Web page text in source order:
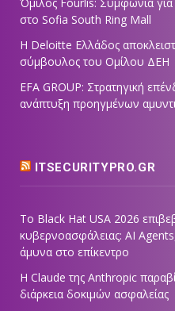
Όμιλος Fourlis: Συμφωνία
στο Sofia South Ring Mall
Η Deloitte Ελλάδος
σύμβουλος του Ομίλου ΔΕΗ
EFA GROUP: Στρατηγική
ανάπτυξη προηγμένων
ITSECURITYPRO.GR
Το Black Hat USA 2026
κυβερνοασφάλειας: AI
άμυνα στο επίκεντρο
Η Claude της Anthropic
διάρκεια δοκιμών ασφαλείας